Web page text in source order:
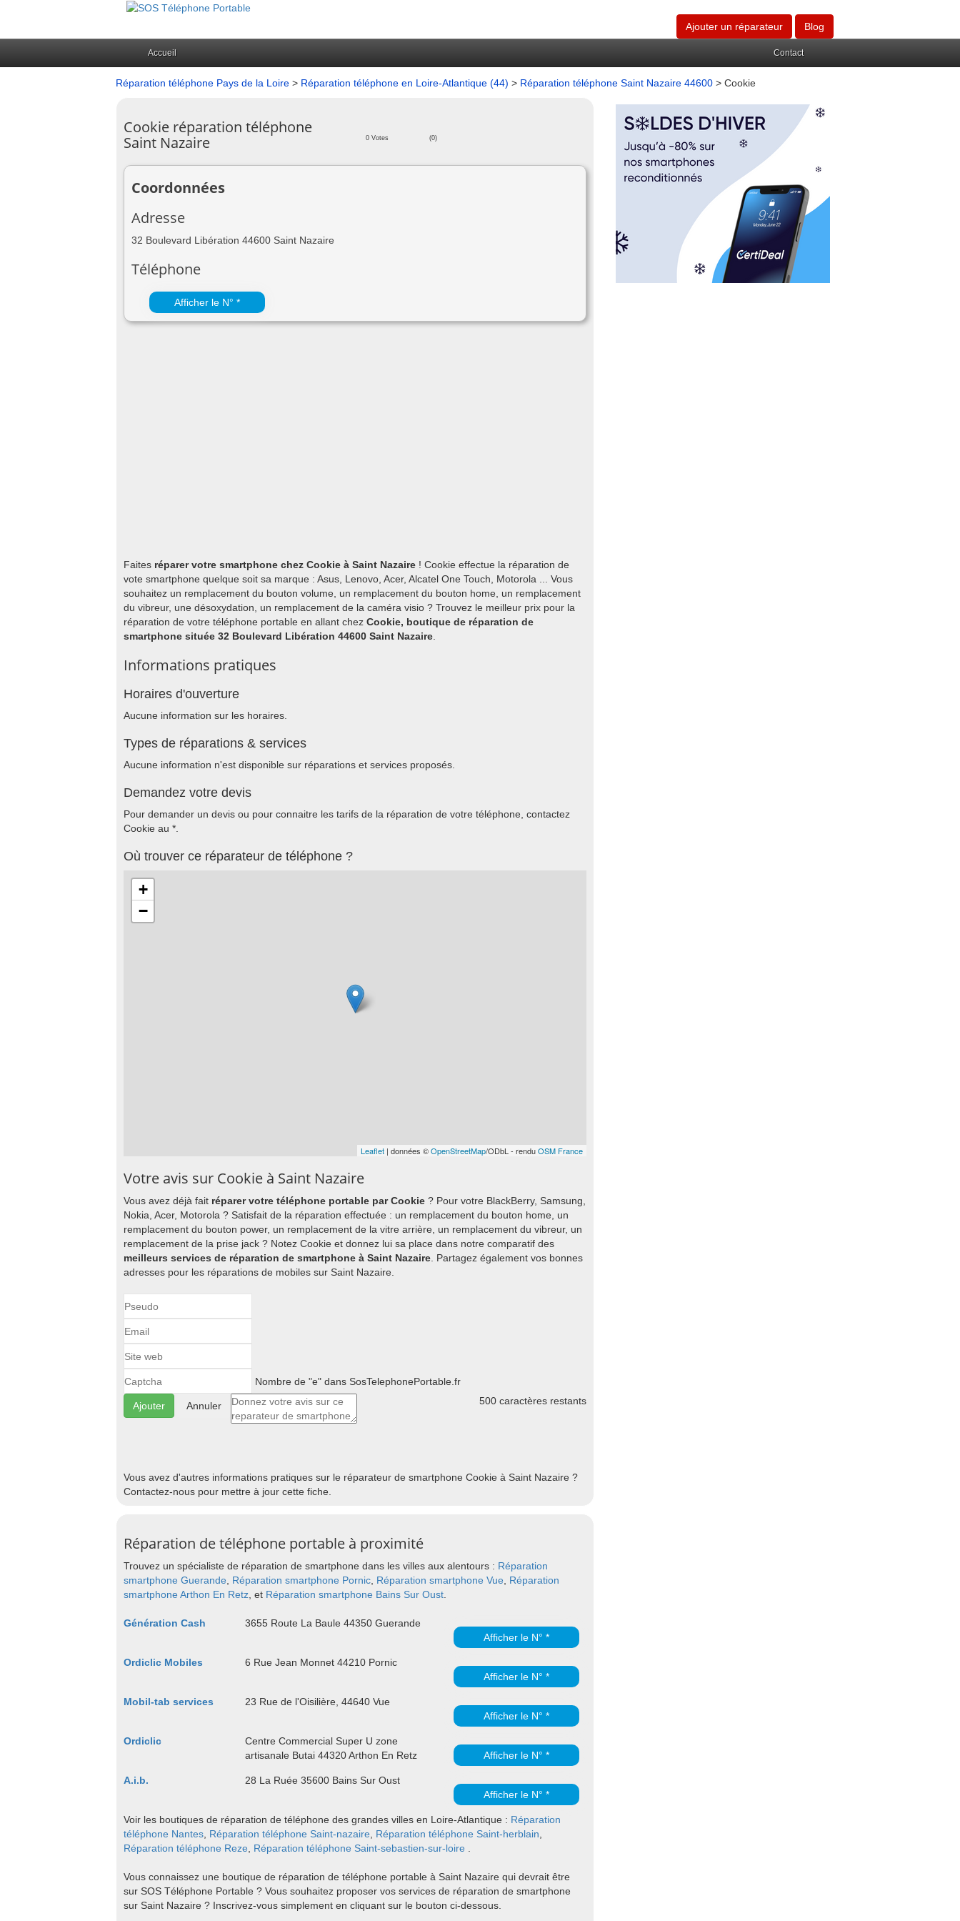
Ajouter un réparateur Blog
Accueil Contact
Réparation téléphone Pays de la Loire > Réparation téléphone en Loire-Atlantique (44) > Réparation téléphone Saint Nazaire 44600 > Cookie
Cookie réparation téléphone
Saint Nazaire
0 Votes (0)
Coordonnées
Adresse
32 Boulevard Libération 44600 Saint Nazaire
Téléphone
Afficher le N° *
Faites réparer votre smartphone chez Cookie à Saint Nazaire ! Cookie effectue la réparation de
vote smartphone quelque soit sa marque : Asus, Lenovo, Acer, Alcatel One Touch, Motorola ... Vous
souhaitez un remplacement du bouton volume, un remplacement du bouton home, un remplacement
du vibreur, une désoxydation, un remplacement de la caméra visio ? Trouvez le meilleur prix pour la
réparation de votre téléphone portable en allant chez Cookie, boutique de réparation de
smartphone située 32 Boulevard Libération 44600 Saint Nazaire
Informations pratiques
Horaires d'ouverture
Aucune information sur les horaires.
Types de réparations & services
Aucune information n'est disponible sur réparations et services proposés.
Demandez votre devis
Pour demander un devis ou pour connaitre les tarifs de la réparation de votre téléphone, contactez
Cookie au *.
Où trouver ce réparateur de téléphone ?
+
−
Leaflet | données ©OpenStreetMap/ODbL - renduOSM France
Votre avis sur Cookie à Saint Nazaire
Vous avez déjà fait réparer votre téléphone portable par Cookie ? Pour votre BlackBerry, Samsung,
Nokia, Acer, Motorola ? Satisfait de la réparation effectuée : un remplacement du bouton home, un
remplacement du bouton power, un remplacement de la vitre arrière, un remplacement du vibreur, un
remplacement de la prise jack ? Notez Cookie et donnez lui sa place dans notre comparatif des
meilleurs services de réparation de smartphone à Saint Nazaire . Partagez également vos bonnes
adresses pour les réparations de mobiles sur Saint Nazaire.
Nombre de "e" dans SosTelephonePortable.fr
Annuler 500 caractères restants
Vous avez d'autres informations pratiques sur le réparateur de smartphone Cookie à Saint Nazaire ?
Contactez-nous pour mettre à jour cette fiche.
Réparation de téléphone portable à proximité
Trouvez un spécialiste de réparation de smartphone dans les villes aux alentours : Réparation
smartphone Guerande
Réparation smartphone Pornic Réparation smartphone Vue
Réparation
smartphone Arthon En Retz , et Réparation smartphone Bains Sur Oust
Génération Cash
3655 Route La Baule 44350 Guerande
Afficher le N° *
Ordiclic Mobiles
6 Rue Jean Monnet 44210 Pornic
Afficher le N° *
Mobil-tab services
23 Rue de l'Oisilière, 44640 Vue
Afficher le N° *
Ordiclic
Centre Commercial Super U zone
artisanale Butai 44320 Arthon En Retz
Afficher le N° *
A.i.b.
28 La Ruée 35600 Bains Sur Oust
Afficher le N° *
Voir les boutiques de réparation de téléphone des grandes villes en Loire-Atlantique : Réparation
téléphone Nantes Réparation téléphone Saint-nazaire Réparation téléphone Saint-herblain
Réparation téléphone Reze
Réparation téléphone Saint-sebastien-sur-loire
Vous connaissez une boutique de réparation de téléphone portable à Saint Nazaire qui devrait être
sur SOS Téléphone Portable ? Vous souhaitez proposer vos services de réparation de smartphone
sur Saint Nazaire ? Inscrivez-vous simplement en cliquant sur le bouton ci-dessous.